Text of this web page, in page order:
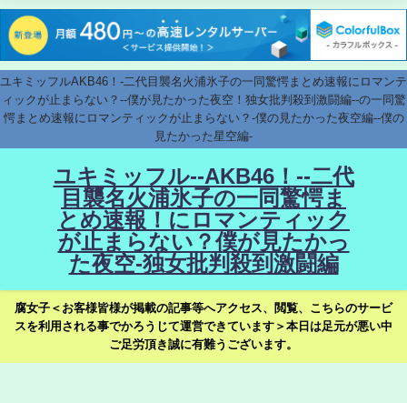
ユキミッフルAKB46！-二代目襲名火浦氷子の一同驚愕まとめ速報にロマンテ
ィックが止まらない？--僕が見たかった夜空！独女批判殺到激闘編--の一同驚
愕まとめ速報にロマンティックが止まらない？-僕の見たかった夜空編--僕の
見たかった星空編-
ユキミッフル--AKB46！--二代
目襲名火浦氷子の一同驚愕ま
とめ速報！にロマンティック
が止まらない？僕が見たかっ
た夜空-独女批判殺到激闘編
腐女子＜お客様皆様が掲載の記事等へアクセス、閲覧、こちらのサービ
スを利用される事でかろうじて運営できています＞本日は足元が悪い中
ご足労頂き誠に有難うございます。